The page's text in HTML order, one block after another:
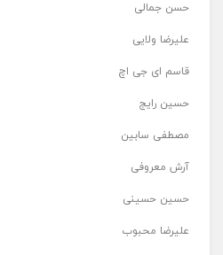
حسن جمالی
علیرضا ولایی
قاسم ای جی اچ
حسین رایج
مصطفی سابین
آرش معروفی
حسین حسینی
علیرضا محبوب